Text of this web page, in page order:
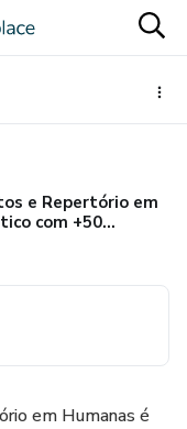
e Repertório em
com +50
em Humanas é